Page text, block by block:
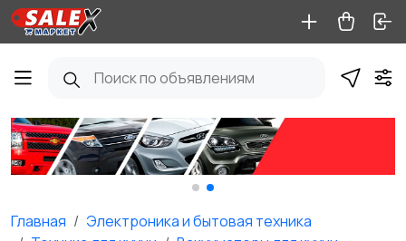
Главная
Электроника и бытовая техника